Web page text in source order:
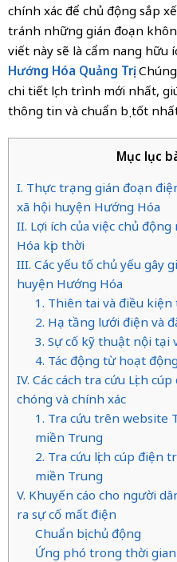
chính xác để chủ động sắp
tránh những gián đoạn
viết này sẽ là cẩm nang hữu
Hướng Hóa Quảng Trị.
chi tiết lịch trình mới nhất,
thông tin và chuẩn bị tốt
Mục lục
I. Thực trạng gián đoạn
xã hội huyện Hướng Hóa
II. Lợi ích của việc chủ
Hóa kịp thời
III. Các yếu tố chủ yếu gây
huyện Hướng Hóa
1. Thiên tai và điều
2. Hạ tầng lưới điện và
3. Sự cố kỹ thuật nội tại
4. Tác động từ hoạt
IV. Các cách tra cứu Lịch
chóng và chính xác
1. Tra cứu trên website
miền Trung
2. Tra cứu lịch cúp điện
miền Trung
V. Khuyến cáo cho người
ra sự cố mất điện
Chuẩn bị chủ động
Ứng phó trong thời